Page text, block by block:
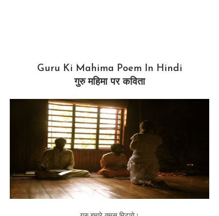
Guru Ki Mahima Poem In Hindi
गुरु महिमा पर कविता